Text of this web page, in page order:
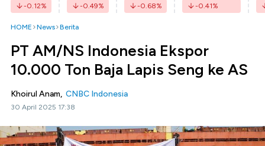
-0.12% -0.49% -0.68% -0.41%
HOME News Berita
PT AM/NS Indonesia Ekspor
10.000 Ton Baja Lapis Seng ke AS
Khoirul Anam, CNBC Indonesia
30 April 2025 17:38